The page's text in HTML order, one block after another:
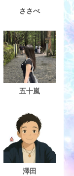
ささべ
五十嵐
澤田